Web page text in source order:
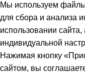
Мы используем
для сбора и анализа
использовании
индивидуальной
Нажимая кнопку
сайтом, вы